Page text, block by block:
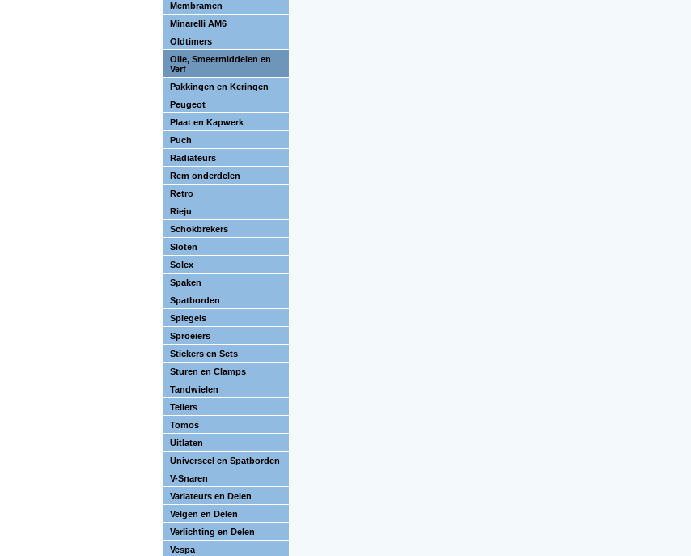
Membramen
Minarelli AM6
Oldtimers
Olie, Smeermiddelen en
Verf
Pakkingen en Keringen
Peugeot
Plaat en Kapwerk
Puch
Radiateurs
Rem onderdelen
Retro
Rieju
Schokbrekers
Sloten
Solex
Spaken
Spatborden
Spiegels
Sproeiers
Stickers en Sets
Sturen en Clamps
Tandwielen
Tellers
Tomos
Uitlaten
Universeel en Spatborden
V-Snaren
Variateurs en Delen
Velgen en Delen
Verlichting en Delen
Vespa